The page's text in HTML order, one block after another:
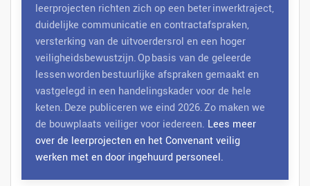
leerprojecten richten zich op een beter inwerktraject,
duidelijke communicatie en contractafspraken,
versterking van de uitvoerdersrol en een hoger
veiligheidsbewustzijn. Op basis van de geleerde
lessen worden bestuurlijke afspraken gemaakt en
vastgelegd in een handelingskader voor de hele
keten. Deze publiceren we eind 2026. Zo maken we
de bouwplaats veiliger voor iedereen. Lees meer
over de leerprojecten en het Convenant veilig
werken met en door ingehuurd personeel.